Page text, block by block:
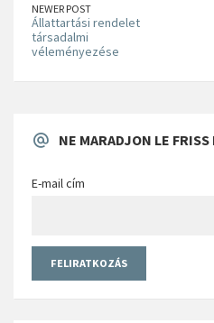
NEWER POST
Állattartási rendelet
társadalmi
véleményezése
NE MARADJON LE
E-mail cím